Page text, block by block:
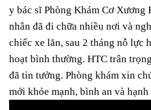
y bác sĩ Phòng Khám Cơ Xương
nhân đã đi chữa nhiều nơi và
chiếc xe lăn, sau 2 tháng nỗ lực
hoạt bình thường. HTC trân
đã tin tưởng. Phòng khám xin
mới khỏe mạnh, bình an và